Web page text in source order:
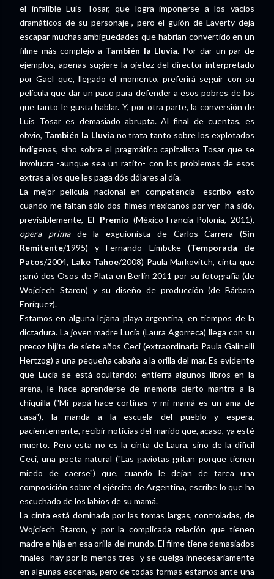
el infalible Luis Tosar, que logra imponerse a los vacíos
dramáticos de su personaje-, pero el guión de Laverty deja
escapar muchas ambigüedades que habrían convertido en un
filme más complejo a También la Lluvia. Por dar un par de
ejemplos, apenas sugiere la ojetez del director interpretado
por Gael que, llegado el momento, preferirá seguir con su
película que dar un paso para defender a esos pobres de los
que tanto le gusta hablar. Y, por otra parte, la conversión de
Luis Tosar es demasiado abrupta. Al final de cuentas, es
obvio, También la Lluvia no trata tanto sobre los explotados
indígenas, sino sobre el pragmático capitalista Tosar que se
involucra -aunque sea un ratito- con los problemas de esos
extras a los que les paga dós dólares al día.
La mejor película nacional en competencia -escribo esto
cuando me faltan sólo dos filmes mexicanos por ver- ha sido,
previsiblemente, El Premio (México-Francia-Polonia, 2011),
opera primade la exguionista de Carlos Carrera (Sin
Remitente/1995) y Fernando Eimbcke (Temporada de
Patos/2004, Lake Tahoe/2008) Paula Markovitch, cinta que
ganó dos Osos de Plata en Berlín 2011 por su fotografía (de
Wojciech Staron) y su diseño de producción (de Bárbara
Enríquez).
Estamos en alguna lejana playa argentina, en tiempos de la
dictadura. La joven madre Lucía (Laura Agorreca) llega con su
precoz hijita de siete años Ceci (extraordinaria Paula Galinelli
Hertzog) a una pequeña cabaña a la orilla del mar. Es evidente
que Lucía se está ocultando: entierra algunos libros en la
arena, le hace aprenderse de memoria cierto mantra a la
chiquilla ("Mi papá hace cortinas y mi mamá es un ama de
casa"), la manda a la escuela del pueblo y espera,
pacientemente, recibir noticias del marido que, acaso, ya esté
muerto. Pero esta no es la cinta de Laura, sino de la dificil
Ceci, una poeta natural ("Las gaviotas gritan porque tienen
miedo de caerse") que, cuando le dejan de tarea una
composición sobre el ejército de Argentina, escribe lo que ha
escuchado de los labios de su mamá.
La cinta está dominada por las tomas largas, controladas, de
Wojciech Staron, y por la complicada relación que tienen
madre e hija en esa orilla del mundo. El filme tiene demasiados
finales -hay por lo menos tres- y se cuelga innecesariamente
en algunas escenas, pero de todas formas estamos ante una